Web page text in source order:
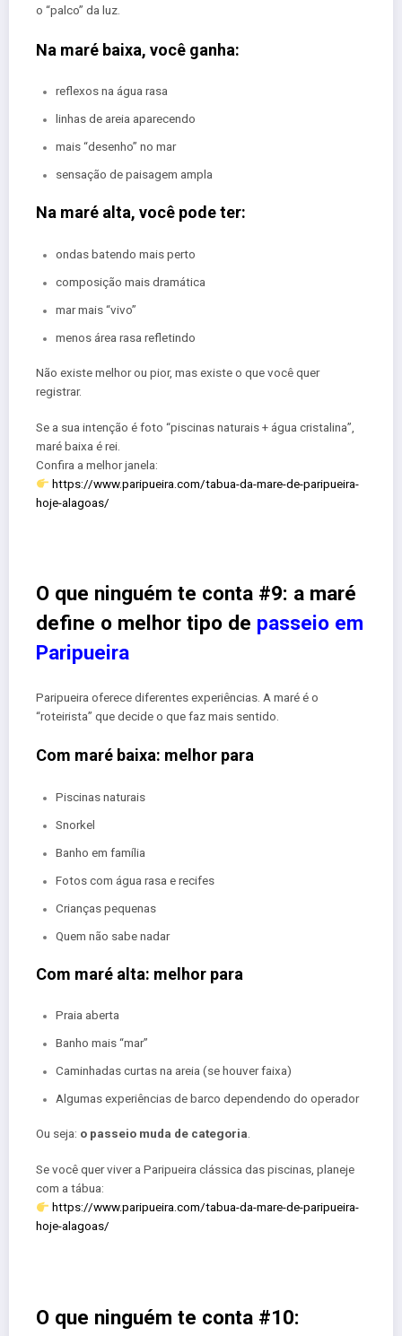
o “palco” da luz.
Na maré baixa, você ganha:
reflexos na água rasa
linhas de areia aparecendo
mais “desenho” no mar
sensação de paisagem ampla
Na maré alta, você pode ter:
ondas batendo mais perto
composição mais dramática
mar mais “vivo”
menos área rasa refletindo
Não existe melhor ou pior, mas existe o que você quer
registrar.
Se a sua intenção é foto “piscinas naturais + água cristalina”,
maré baixa é rei.
Confira a melhor janela:
https://www.paripueira.com/tabua-da-mare-de-paripueira-
hoje-alagoas/
O que ninguém te conta #9: a maré
define o melhor tipo de passeio em
Paripueira
Paripueira oferece diferentes experiências. A maré é o
“roteirista” que decide o que faz mais sentido.
Com maré baixa: melhor para
Piscinas naturais
Snorkel
Banho em família
Fotos com água rasa e recifes
Crianças pequenas
Quem não sabe nadar
Com maré alta: melhor para
Praia aberta
Banho mais “mar”
Caminhadas curtas na areia (se houver faixa)
Algumas experiências de barco dependendo do operador
Ou seja: o passeio muda de categoria
Se você quer viver a Paripueira clássica das piscinas, planeje
com a tábua:
https://www.paripueira.com/tabua-da-mare-de-paripueira-
hoje-alagoas/
O que ninguém te conta #10: